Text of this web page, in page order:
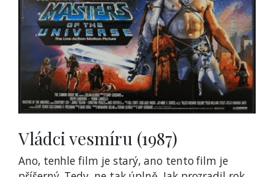
Vládci vesmíru (1987)
Ano, tenhle film je starý, ano tento film je